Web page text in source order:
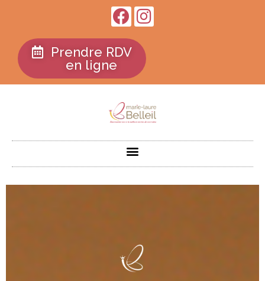
Prendre RDV
en ligne